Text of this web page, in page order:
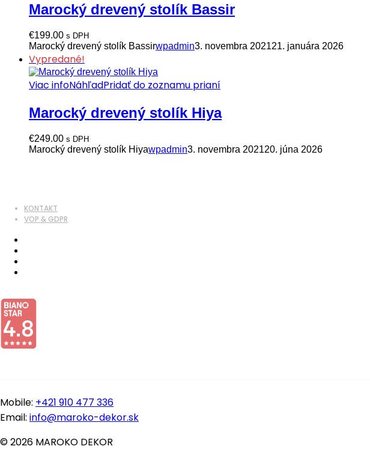
Marocký drevený stolík Bassir
€199.00 s DPH
Marocký drevený stolík Bassirwpadmin3. novembra 202121. januára 2026
Vypredané!
Viac infoNáhľadPridať do zoznamu prianí
Marocký drevený stolík Hiya
€249.00 s DPH
Marocký drevený stolík Hiyawpadmin3. novembra 202120. júna 2026
KONTAKT
VOP & GDPR
Mobile: +421 910 477 336
Email: info@maroko-dekor.sk
© 2026 MAROKO DEKOR